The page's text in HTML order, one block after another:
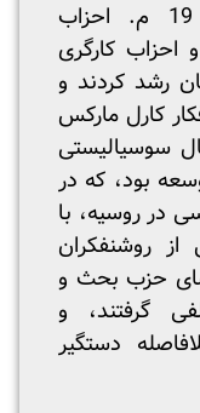
در اواخر قرن 19 م. احزاب
کارگری
رشد کردند و
کارل مارکس
سوسیالیستی
بود، که در
در روسیه، با
روشنفکران
حزب بحث و
گرفتند، و
دستگیر